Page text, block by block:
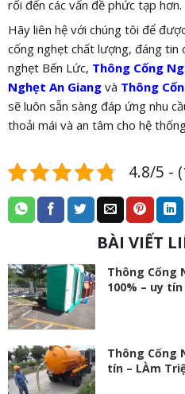
rối đến các vấn đề phức tạp hơn.
Hãy liên hệ với chúng tôi để
cống nghẹt chất lượng, đáng tin
nghẹt Bến Lức, Thông Cống
Nghẹt An Giangvà Thông
sẽ luôn sẵn sàng đáp ứng nhu
thoải mái và an tâm cho hệ
4.8/5 -
BÀI VIẾT
Thông Cống
100% – uy tín
Thông Cống
tín – LÀm